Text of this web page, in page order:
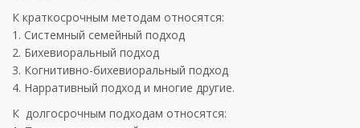
К краткосрочным методам относятся:
1. Системный семейный подход
2. Бихевиоральный подход
3. Когнитивно-бихевиоральный подход
4. Нарративный подход и многие другие.
К долгосрочным подходам относятся: